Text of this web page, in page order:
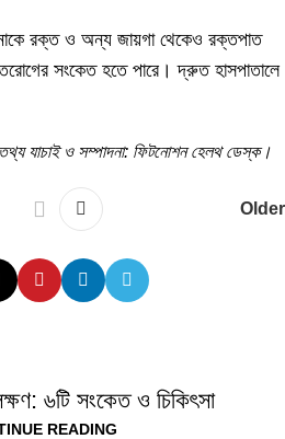
রক্ত ও অন্য জায়গা থেকেও রক্তপাত
সংকেত হতে পারে। দ্রুত হাসপাতালে
যাচাই ও সম্পাদনা: ফিটনোশন হেলথ ডেস্ক।
Older
৬টি সংকেত ও চিকিৎসা
READING